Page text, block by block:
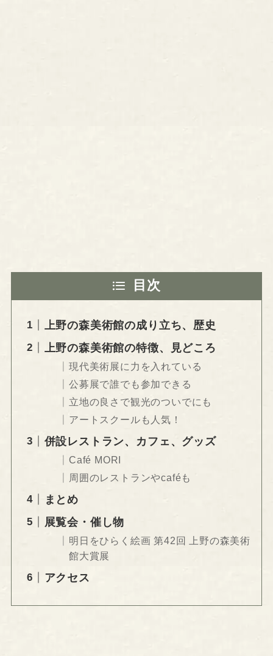
目次
上野の森美術館の成り立ち、歴史
上野の森美術館の特徴、見どころ
現代美術展に力を入れている
公募展で誰でも参加できる
立地の良さで観光のついでにも
アートスクールも人気！
併設レストラン、カフェ、グッズ
Café MORI
周囲のレストランやcaféも
まとめ
展覧会・催し物
明日をひらく絵画 第42回 上野の森美術
館大賞展
アクセス